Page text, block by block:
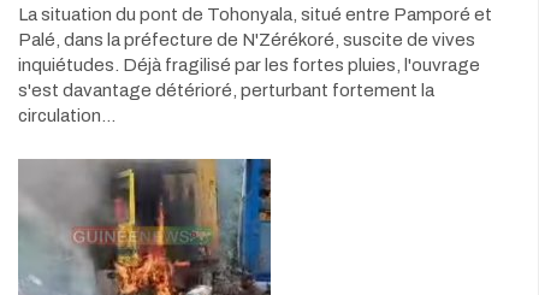
La situation du pont de Tohonyala, situé entre Pamporé et
Palé, dans la préfecture de N'Zérékoré, suscite de vives
inquiétudes. Déjà fragilisé par les fortes pluies, l'ouvrage
s'est davantage détérioré, perturbant fortement la
circulation…